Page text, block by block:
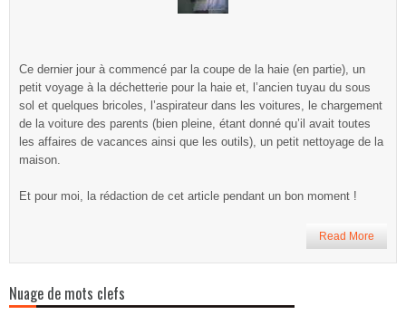
Ce dernier jour à commencé par la coupe de la haie (en partie), un
petit voyage à la déchetterie pour la haie et, l’ancien tuyau du sous
sol et quelques bricoles, l’aspirateur dans les voitures, le chargement
de la voiture des parents (bien pleine, étant donné qu’il avait toutes
les affaires de vacances ainsi que les outils), un petit nettoyage de la
maison.
Et pour moi, la rédaction de cet article pendant un bon moment !
Read More
Nuage de mots clefs